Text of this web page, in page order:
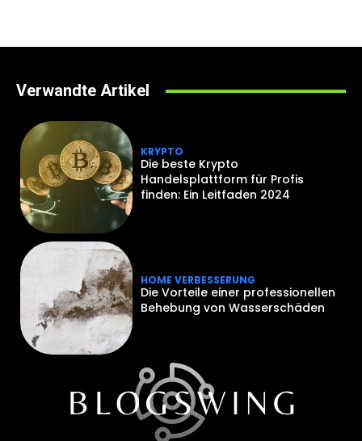
Verwandte Artikel
KRYPTO
Die beste Krypto
Handelsplattform für Profis
finden: Ein Leitfaden 2024
HOME VERBESSERUNG
Die Vorteile einer professionellen
Behebung von Wasserschäden